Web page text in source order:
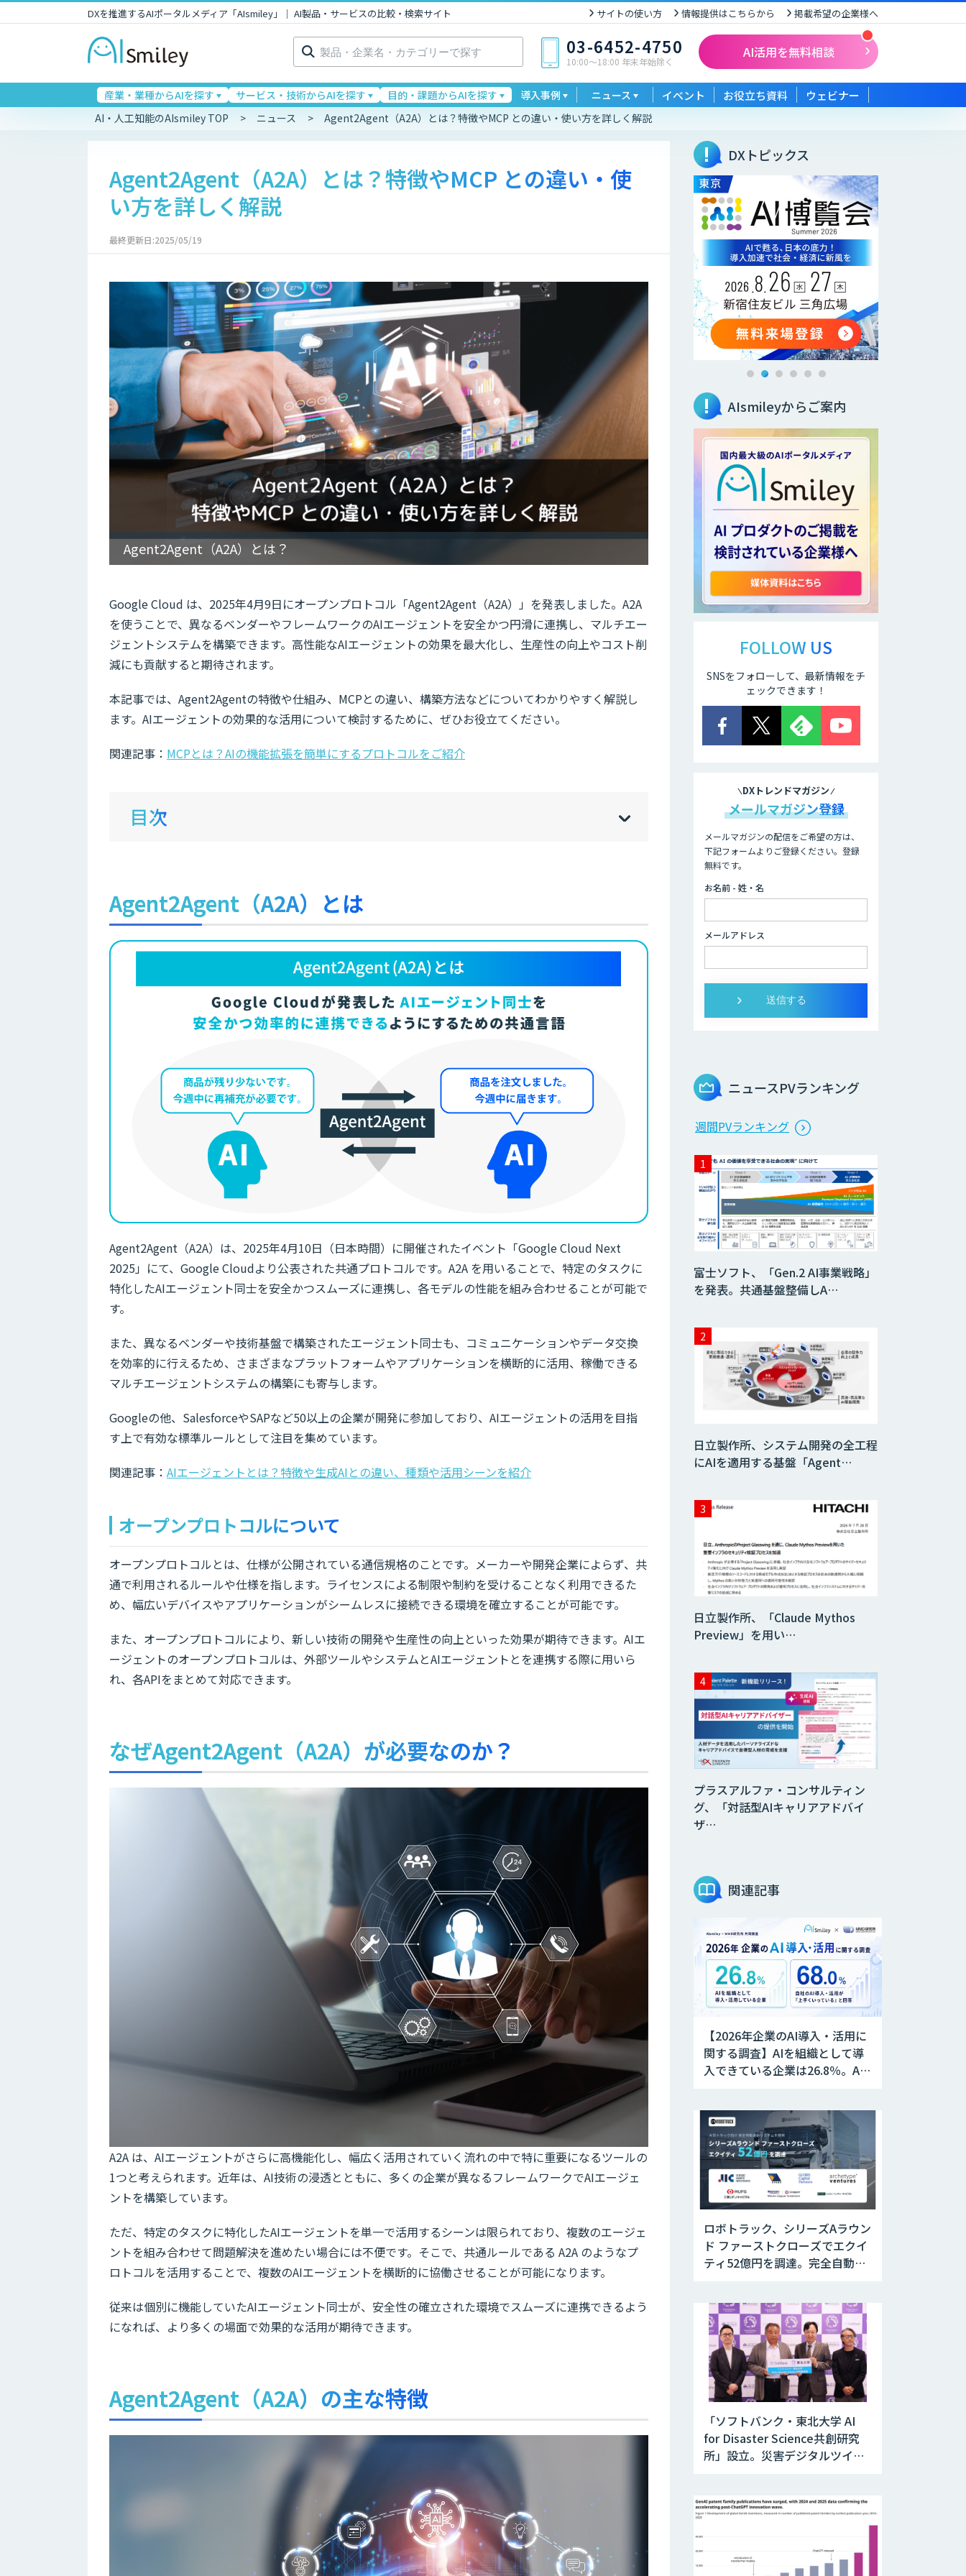
DXを推進するAIポータルメディア「AIsmiley」｜ AI製品・サービスの比較・検索サイト サイトの使い方 情報提供はこちらから 掲載希望の企業様へ
検
索: 03-6452-4750
10:00〜18:00 年末年始除く
AI活用を無料相談
産業・業種からAIを探す サービス・技術からAIを探す 目的・課題からAIを探す 導入事例 ニュース イベント お役立ち資料 ウェビナー
AI・人工知能のAIsmiley TOP ニュース Agent2Agent（A2A）とは？特徴やMCP との違い・使い方を詳しく解説
Agent2Agent（A2A）とは？特徴やMCP との違い・使
い方を詳しく解説
最終更新日:2025/05/19
Agent2Agent（A2A）とは？
Google Cloud は、2025年4月9日にオープンプロトコル「Agent2Agent（A2A）」を発表しました。A2A
を使うことで、異なるベンダーやフレームワークのAIエージェントを安全かつ円滑に連携し、マルチエー
ジェントシステムを構築できます。高性能なAIエージェントの効果を最大化し、生産性の向上やコスト削
減にも貢献すると期待されます。
本記事では、Agent2Agentの特徴や仕組み、MCPとの違い、構築方法などについてわかりやすく解説し
ます。AIエージェントの効果的な活用について検討するために、ぜひお役立てください。
関連記事： MCPとは？AIの機能拡張を簡単にするプロトコルをご紹介
目次 [hi
]
[sh
]
Agent2Agent（A2A）とは
Agent2Agent（A2A）は、2025年4月10日（日本時間）に開催されたイベント「Google Cloud Next
2025」にて、Google Cloudより公表された共通プロトコルです。A2A を用いることで、特定のタスクに
特化したAIエージェント同士を安全かつスムーズに連携し、各モデルの性能を組み合わせることが可能で
す。
また、異なるベンダーや技術基盤で構築されたエージェント同士も、コミュニケーションやデータ交換
を効率的に行えるため、さまざまなプラットフォームやアプリケーションを横断的に活用、稼働できる
マルチエージェントシステムの構築にも寄与します。
Googleの他、SalesforceやSAPなど50以上の企業が開発に参加しており、AIエージェントの活用を目指
す上で有効な標準ルールとして注目を集めています。
関連記事： AIエージェントとは？特徴や生成AIとの違い、種類や活用シーンを紹介
オープンプロトコルについて
オープンプロトコルとは、仕様が公開されている通信規格のことです。メーカーや開発企業によらず、共
通で利用されるルールや仕様を指します。ライセンスによる制限や制約を受けることなく利用できるた
め、幅広いデバイスやアプリケーションがシームレスに接続できる環境を確立することが可能です。
また、オープンプロトコルにより、新しい技術の開発や生産性の向上といった効果が期待できます。AIエ
ージェントのオープンプロトコルは、外部ツールやシステムとAIエージェントとを連携する際に用いら
れ、各APIをまとめて対応できます。
なぜAgent2Agent（A2A）が必要なのか？
A2A は、AIエージェントがさらに高機能化し、幅広く活用されていく流れの中で特に重要になるツールの
1つと考えられます。近年は、AI技術の浸透とともに、多くの企業が異なるフレームワークでAIエージェ
ントを構築しています。
ただ、特定のタスクに特化したAIエージェントを単一で活用するシーンは限られており、複数のエージェ
ントを組み合わせて問題解決を進めたい場合には不便です。そこで、共通ルールである A2A のようなプ
ロトコルを活用することで、複数のAIエージェントを横断的に協働させることが可能になります。
従来は個別に機能していたAIエージェント同士が、安全性の確立された環境でスムーズに連携できるよう
になれば、より多くの場面で効果的な活用が期待できます。
Agent2Agent（A2A）の主な特徴
DXトピックス
AIsmileyからご案内
FOLLOW US
SNSをフォローして、最新情報をチ
ェックできます！
DXトレンドマガジン
メールマガジン登録
メールマガジンの配信をご希望の方は、
下記フォームよりご登録ください。登録
無料です。
お名前 - 姓・名
メールアドレス
ニュースPVランキング
週間PVランキング
富士ソフト、「Gen.2 AI事業戦略」
を発表。共通基盤整備しA…
日立製作所、システム開発の全工程
にAIを適用する基盤「Agent…
日立製作所、「Claude Mythos
Preview」を用い…
プラスアルファ・コンサルティン
グ、「対話型AIキャリアアドバイ
ザ…
関連記事
【2026年企業のAI導入・活用に
関する調査】AIを組織として導
入できている企業は26.8％。AI
いる」と回答
ロボトラック、シリーズAラウン
ド ファーストクローズでエクイ
ティ52億円を調達。完全自動運
「ソフトバンク・東北大学 AI
for Disaster Science共創研究
所」設立。災害デジタルツイン